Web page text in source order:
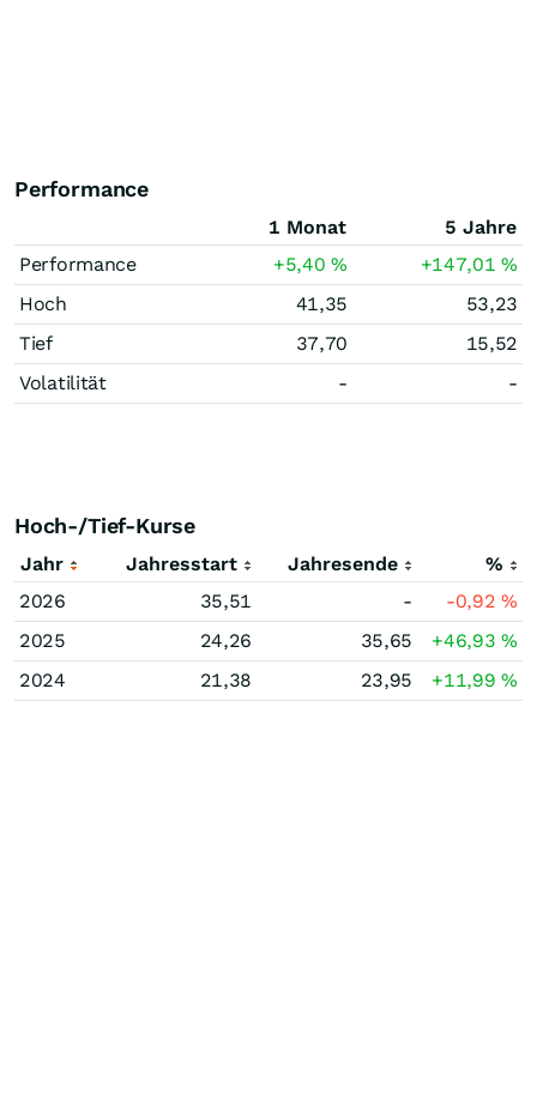
Performance
1 Monat
5 Jahre
Performance
+5,40% +147,01%
Hoch
41,35
53,23
Tief
37,70
15,52
Volatilität
- -
Hoch-/Tief-Kurse
Jahr Jahresstart Jahresende
%
2026
35,51 - -0,92%
2025
24,26 35,65 +46,93%
2024
21,38 23,95 +11,99%